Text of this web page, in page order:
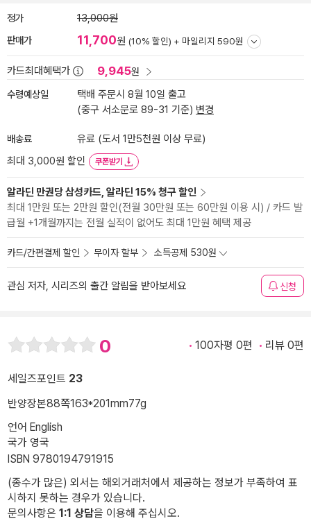
정가 13,000원
판매가 11,700원 (10% 할인) + 마일리지 590원
카드최대혜택가 9,945원
수령예상일
택배 주문시 8월 10일 출고
(중구 서소문로 89-31 기준) 변경
배송료
유료 (도서 1만5천원 이상 무료)
최대 3,000원 할인
쿠폰받기
알라딘 만권당 삼성카드, 알라딘 15% 청구 할인
최대 1만원 또는 2만원 할인(전월 30만원 또는 60만원 이용 시) / 카드 발
급월 +1개월까지는 전월 실적이 없어도 최대 1만원 혜택 제공
카드/간편결제 할인 무이자 할부 소득공제 530원
관심 저자, 시리즈의 출간 알림을 받아보세요 신청
0 100자평 0편 리뷰 0편
세일즈포인트 23
반양장본88쪽163*201mm77g
언어 English
국가 영국
ISBN 9780194791915
(종수가 많은) 외서는 해외거래처에서 제공하는 정보가 부족하여 표
시하지 못하는 경우가 있습니다.
문의사항은 1:1 상담을 이용해 주십시오.